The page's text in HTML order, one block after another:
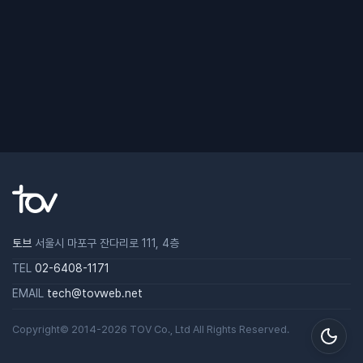
토브 서울시 마포구 잔다리로 111, 4층
TEL 02-6408-1171
EMAIL tech@tovweb.net
Copyright© 2014-2026 TOV Co., Ltd All Rights Reserved.